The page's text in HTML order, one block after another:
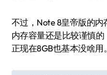
不过，Note 8皇帝版的
内存容量还是比较谨慎
正现在8GB也基本没啥用。